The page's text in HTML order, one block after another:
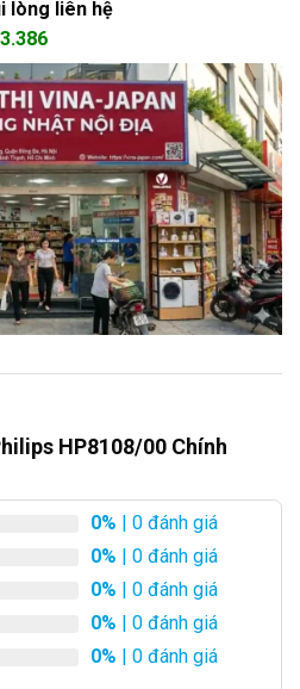
lòng liên hệ
HP8108/00 Chính
0% | 0 đánh giá
0% | 0 đánh giá
0% | 0 đánh giá
0% | 0 đánh giá
0% | 0 đánh giá